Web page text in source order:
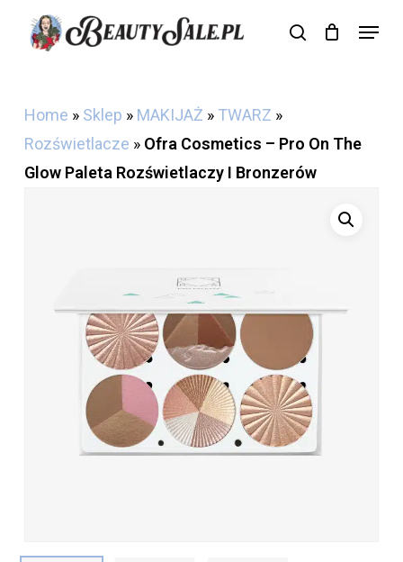
search
Menu
Cart Close
Home » Sklep » MAKIJAŻ » TWARZ »
Rozświetlacze » Ofra Cosmetics – Pro On The
Glow Paleta Rozświetlaczy I Bronzerów